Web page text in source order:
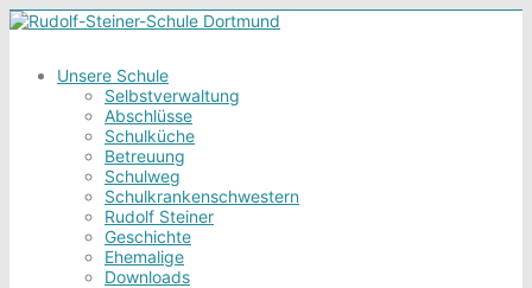
Unsere Schule
Selbstverwaltung
Abschlüsse
Schulküche
Betreuung
Schulweg
Schulkrankenschwestern
Rudolf Steiner
Geschichte
Ehemalige
Downloads